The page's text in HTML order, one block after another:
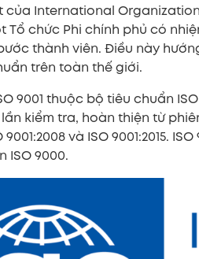
của International
Tổ chức Phi chính phủ có
thành viên. Điều này
trên toàn thế giới.
9001 thuộc bộ tiêu chuẩn
kiểm tra, hoàn thiện từ phiên
9001:2008 và ISO 9001:2015.
ISO 9000.